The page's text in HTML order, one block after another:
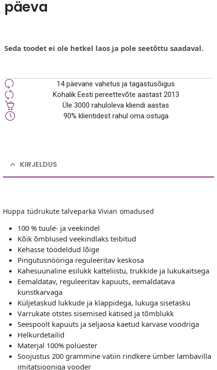
päeva
Seda toodet ei ole hetkel laos ja pole seetõttu saadaval.
14 päevane vahetus ja tagastusõigus
Kohalik Eesti pereettevõte aastast 2013
Üle 3000 rahuloleva kliendi aastas
90% klientidest rahul oma ostuga
KIRJELDUS
Huppa tüdrukute talveparka Vivian omadused
100 % tuule- ja veekindel
Kõik õmblused veekindlaks teibitud
Kehasse töödeldud lõige
Pingutusnööriga reguleeritav keskosa
Kahesuunaline esilukk katteliistu, trukkide ja lukukaitsega
Eemaldatav, reguleeritav kapuuts, eemaldatava
kunstkarvaga
Küljetaskud lukkude ja klappidega, lukuga sisetasku
Varrukate otstes sisemised kätised ja tõmblukk
Seespoolt kapuuts ja seljaosa kaetud karvase voodriga
Helkurdetailid
Materjal 100% polüester
Soojustus 200 grammine vatiin rindkere ümber lambavilla
imitatsiooniga vooder